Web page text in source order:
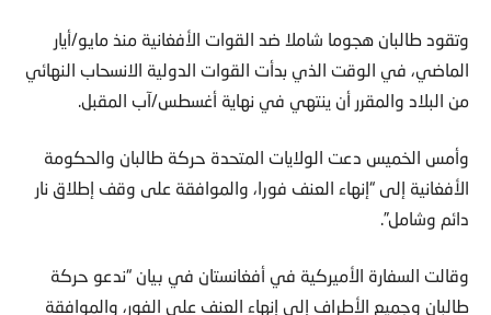
وتقود طالبان هجوما شاملا ضد القوات الأفغانية منذ مايو/أيار
الماضي، في الوقت الذي بدأت القوات الدولية الانسحاب النهائي
من البلاد والمقرر أن ينتهي في نهاية أغسطس/آب المقبل.
وأمس الخميس دعت الولايات المتحدة حركة طالبان والحكومة
الأفغانية إلى “إنهاء العنف فورا، والموافقة على وقف إطلاق نار
دائم وشامل”.
وقالت السفارة الأميركية في أفغانستان في بيان “ندعو حركة
طالبان وجميع الأطراف إلى إنهاء العنف على الفور، والموافقة